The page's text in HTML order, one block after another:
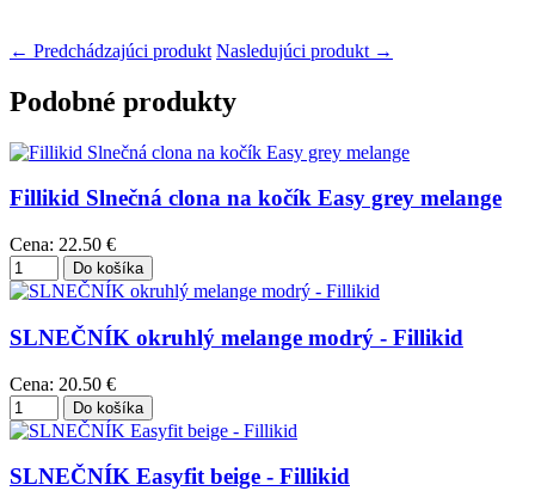
← Predchádzajúci produkt Nasledujúci produkt →
Podobné produkty
Fillikid Slnečná clona na kočík Easy grey melange
Cena: 22.50 €
SLNEČNÍK okruhlý melange modrý - Fillikid
Cena: 20.50 €
SLNEČNÍK Easyfit beige - Fillikid